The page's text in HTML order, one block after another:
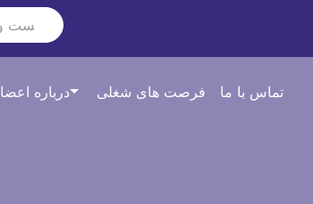
درباره اعضا فرصت های شغلی تماس با ما